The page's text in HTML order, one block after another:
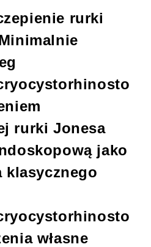
rurki
rurki Jonesa
jako
klasycznego
własne